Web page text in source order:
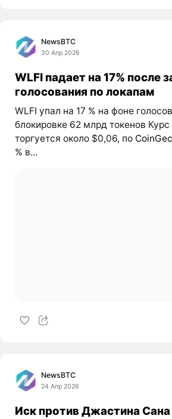
NewsBTC
30 Апр 2026
WLFI падает на 17% после
голосования по локапам
WLFI упал на 17 % на фоне
блокировке 62 млрд токенов Курс
торгуется около $0,06, по
% в...
NewsBTC
24 Апр 2026
Иск против Джастина Сана